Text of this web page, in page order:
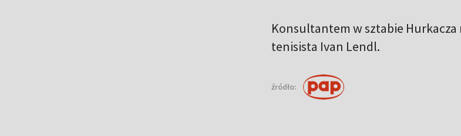
Konsultantem w sztabie Hurkacza
tenisista Ivan Lendl.
źródło: